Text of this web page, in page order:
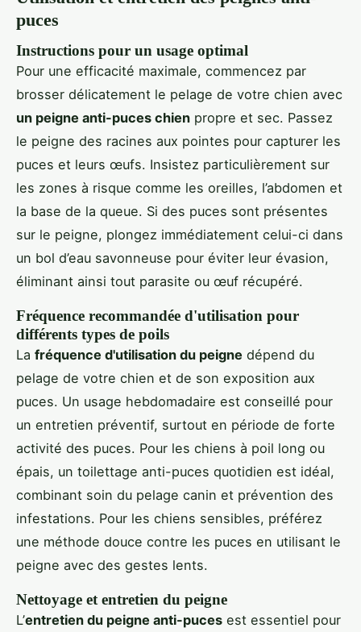
puces
Instructions pour un usage optimal
Pour une efficacité maximale, commencez par
brosser délicatement le pelage de votre chien avec
un peigne anti-puces chien propre et sec. Passez
le peigne des racines aux pointes pour capturer les
puces et leurs œufs. Insistez particulièrement sur
les zones à risque comme les oreilles, l’abdomen et
la base de la queue. Si des puces sont présentes
sur le peigne, plongez immédiatement celui-ci dans
un bol d’eau savonneuse pour éviter leur évasion,
éliminant ainsi tout parasite ou œuf récupéré.
Fréquence recommandée d'utilisation pour
différents types de poils
La fréquence d'utilisation du peigne dépend du
pelage de votre chien et de son exposition aux
puces. Un usage hebdomadaire est conseillé pour
un entretien préventif, surtout en période de forte
activité des puces. Pour les chiens à poil long ou
épais, un toilettage anti-puces quotidien est idéal,
combinant soin du pelage canin et prévention des
infestations. Pour les chiens sensibles, préférez
une méthode douce contre les puces en utilisant le
peigne avec des gestes lents.
Nettoyage et entretien du peigne
L’entretien du peigne anti-puces est essentiel pour